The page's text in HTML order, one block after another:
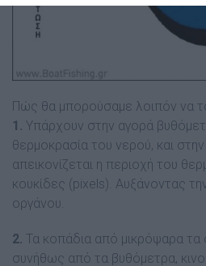
Πώς θα µπορούσαµε λοιπόν να
1. Υπάρχουν στην αγορά
θερµοκρασία του νερού, και
απεικονίζεται η περιοχή του
κουκίδες (pixels). Αυξάνοντας
οργάνου.
2. Τα κοπάδια από µικρόψαρα τα
συνήθως από τα βυθόµετρα,